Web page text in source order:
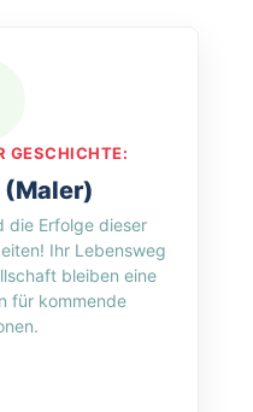
GESCHICHTE:
(Maler)
die Erfolge dieser
Ihr Lebensweg
bleiben eine
für kommende